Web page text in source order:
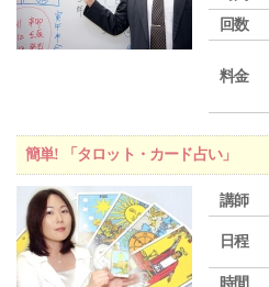
回数
料金
簡単! 「タロット・カード占い」
講師
日程
時間